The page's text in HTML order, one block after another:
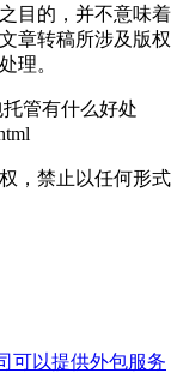
目的，并不意味着
章转稿所涉及版权
理。
托管有什么好处
，禁止以任何形式
可以提供外包服务